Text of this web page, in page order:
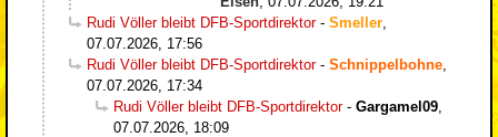
Rudi Völler bleibt DFB-Sportdirektor- Smeller
07.07.2026, 17:56
Rudi Völler bleibt DFB-Sportdirektor- Schnippelbohne
07.07.2026, 17:34
Rudi Völler bleibt DFB-Sportdirektor- Gargamel09
07.07.2026, 18:09